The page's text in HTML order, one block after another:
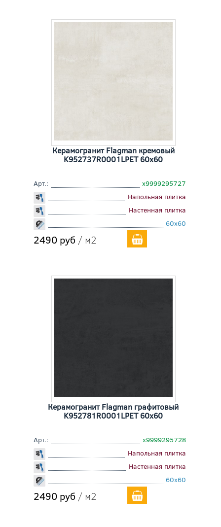
Керамогранит Flagman кремовый
K952737R0001LPET 60x60
Арт.:
х9999295727
Напольная плитка
Настенная плитка
60x60
2490 руб / м2
Керамогранит Flagman графитовый
K952781R0001LPET 60x60
Арт.:
х9999295728
Напольная плитка
Настенная плитка
60x60
2490 руб / м2